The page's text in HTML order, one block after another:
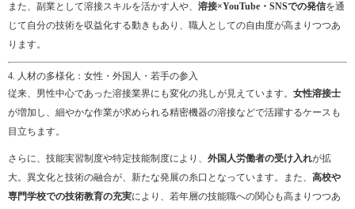
また、副業として溶接スキルを活かす人や、 溶接×YouTube・SNSでの発信を通
じて自分の技術を収益化する動きもあり、職人としての自由度が高まりつつあ
ります。
4. 人材の多様化：女性・外国人・若手の参入
従来、男性中心であった溶接業界にも変化の兆しが見えています。 女性溶接士
が増加し、細やかな作業が求められる精密機器の溶接などで活躍するケースも
目立ちます。
さらに、技能実習制度や特定技能制度により、 外国人労働者の受け入れが拡
大。異文化と技術の融合が、新たな発展の糸口となっています。また、 高校や
専門学校での技術教育の充実により、若年層の技能職への関心も高まりつつあ